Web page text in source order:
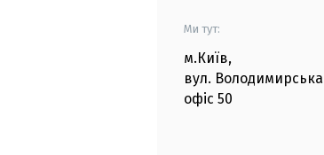
Ми тут:
м.Київ,
вул. Володимирська
офіс 50